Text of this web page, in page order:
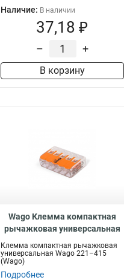
Наличие: В наличии
37,18 ₽
– +
В корзину
Wago Клемма компактная
рычажковая универсальная
Клемма компактная рычажковая
универсальная Wago 221–415
(Wago)
Подробнее